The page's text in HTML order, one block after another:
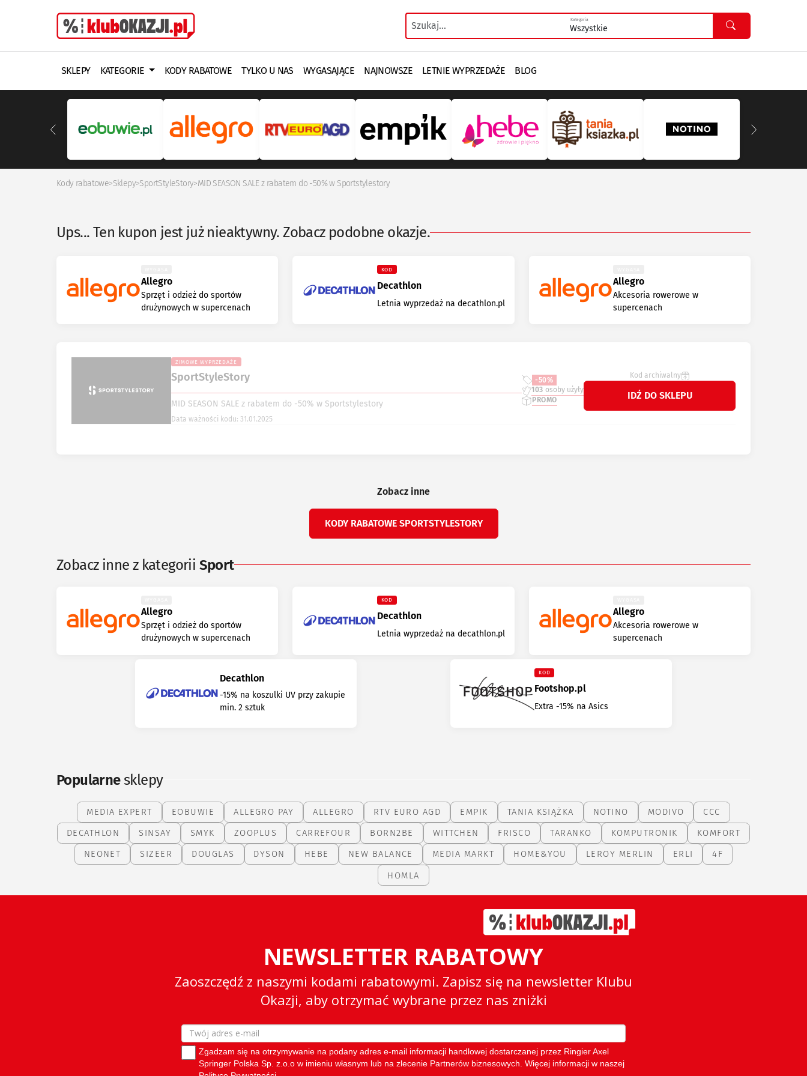
Kategoria
SKLEPY KATEGORIE KODY RABATOWE TYLKO U NAS WYGASAJĄCE NAJNOWSZE LETNIE WYPRZEDAŻE BLOG
Kody rabatowe>Sklepy>SportStyleStory>MID SEASON SALE z rabatem do -50% w Sportstylestory
Ups... Ten kupon jest już nieaktywny. Zobacz podobne okazje.
Allegro
Sprzęt i odzież do sportów
drużynowych w supercenach
KOD
Decathlon
Letnia wyprzedaż na decathlon.pl
Allegro
Akcesoria rowerowe w
supercenach
ZIMOWE WYPRZEDAŻE
SportStyleStory
MID SEASON SALE z rabatem do -50% w Sportstylestory
Data ważności kodu: 31.01.2025
-50%
103 osoby użyły
PROMO
Kod archiwalny
IDŹ DO SKLEPU
Zobacz inne
KODY RABATOWE SPORTSTYLESTORY
Zobacz inne z kategorii Sport
Allegro
Sprzęt i odzież do sportów
drużynowych w supercenach
KOD
Decathlon
Letnia wyprzedaż na decathlon.pl
Allegro
Akcesoria rowerowe w
supercenach
Decathlon
-15% na koszulki UV przy zakupie
min. 2 sztuk
KOD
Footshop.pl
Extra -15% na Asics
Popularnesklepy
MEDIA EXPERT EOBUWIE ALLEGRO PAY ALLEGRO RTV EURO AGD EMPIK TANIA KSIĄŻKA NOTINO MODIVO
CCC
DECATHLON
SINSAY SMYK ZOOPLUS CARREFOUR BORN2BE WITTCHEN FRISCO TARANKO KOMPUTRONIK
KOMFORT
NEONET
SIZEER DOUGLAS DYSON HEBE NEW BALANCE MEDIA MARKT HOME&YOU LEROY MERLIN ERLI
4F
HOMLA